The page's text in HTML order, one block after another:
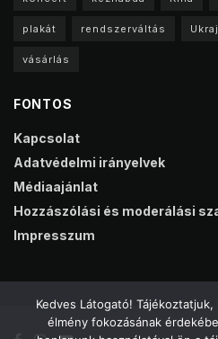
plakát rendszerváltás
vásárlás
FONTOS
Kapcsolat
Adatvédelmi irányelvek
Médiaajánlat
Hozzászólási és moderálási
Impresszum
Kedves Látogató!
élmény fokozásának